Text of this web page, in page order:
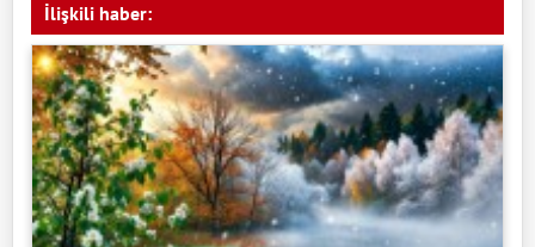
İlişkili haber: